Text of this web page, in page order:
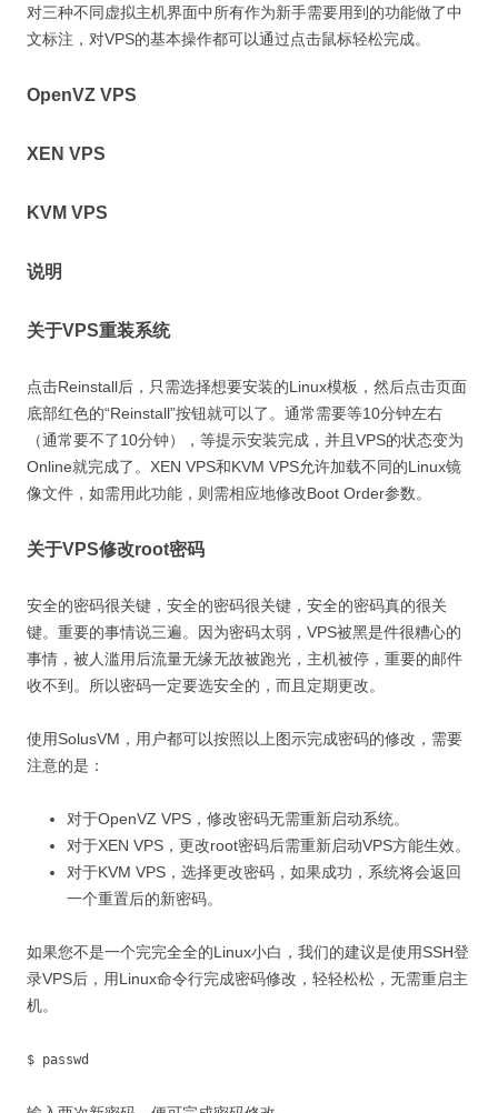
对三种不同虚拟主机界面中所有作为新手需要用到的功能做了中
文标注，对VPS的基本操作都可以通过点击鼠标轻松完成。
OpenVZ VPS
XEN VPS
KVM VPS
说明
关于VPS重装系统
点击Reinstall后，只需选择想要安装的Linux模板，然后点击页面
底部红色的“Reinstall”按钮就可以了。通常需要等10分钟左右
（通常要不了10分钟），等提示安装完成，并且VPS的状态变为
Online就完成了。XEN VPS和KVM VPS允许加载不同的Linux镜
像文件，如需用此功能，则需相应地修改Boot Order参数。
关于VPS修改root密码
安全的密码很关键，安全的密码很关键，安全的密码真的很关
键。重要的事情说三遍。因为密码太弱，VPS被黑是件很糟心的
事情，被人滥用后流量无缘无故被跑光，主机被停，重要的邮件
收不到。所以密码一定要选安全的，而且定期更改。
使用SolusVM，用户都可以按照以上图示完成密码的修改，需要
注意的是：
对于OpenVZ VPS，修改密码无需重新启动系统。
对于XEN VPS，更改root密码后需重新启动VPS方能生效。
对于KVM VPS，选择更改密码，如果成功，系统将会返回
一个重置后的新密码。
如果您不是一个完完全全的Linux小白，我们的建议是使用SSH登
录VPS后，用Linux命令行完成密码修改，轻轻松松，无需重启主
机。
$ passwd